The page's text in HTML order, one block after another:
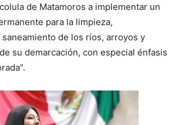
de Matamoros a implementar un
para la limpieza,
de los ríos, arroyos y
su demarcación, con especial énfasis